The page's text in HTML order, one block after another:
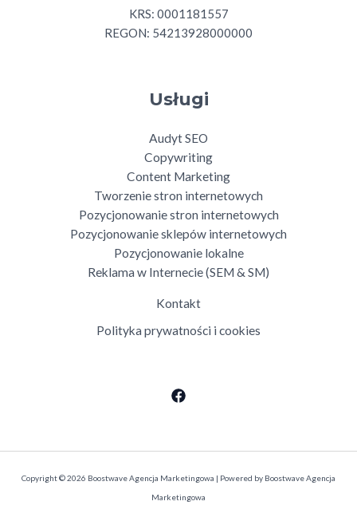
KRS: 0001181557
REGON: 54213928000000
Usługi
Audyt SEO
Copywriting
Content Marketing
Tworzenie stron internetowych
Pozycjonowanie stron internetowych
Pozycjonowanie sklepów internetowych
Pozycjonowanie lokalne
Reklama w Internecie (SEM & SM)
Kontakt
Polityka prywatności i cookies
Copyright © 2026 Boostwave Agencja Marketingowa | Powered by Boostwave Agencja
Marketingowa